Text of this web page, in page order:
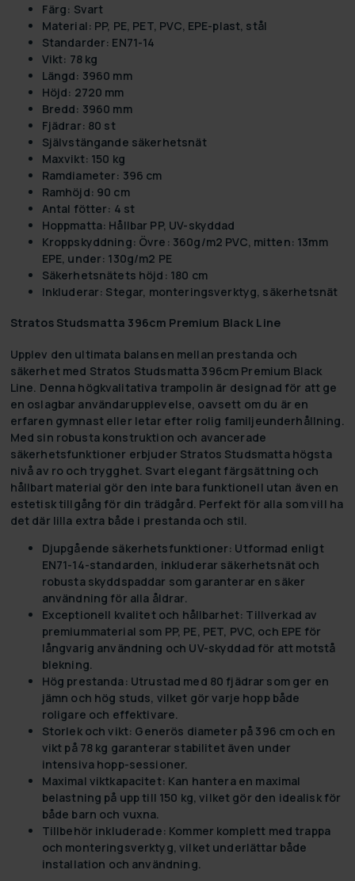
Färg: Svart
Material: PP, PE, PET, PVC, EPE-plast, stål
Standarder: EN71-14
Vikt: 78 kg
Längd: 3960 mm
Höjd: 2720 mm
Bredd: 3960 mm
Fjädrar: 80 st
Självstängande säkerhetsnät
Maxvikt: 150 kg
Ramdiameter: 396 cm
Ramhöjd: 90 cm
Antal fötter: 4 st
Hoppmatta: Hållbar PP, UV-skyddad
Kroppskyddning: Övre: 360g/m2 PVC, mitten: 13mm
EPE, under: 130g/m2 PE
Säkerhetsnätets höjd: 180 cm
Inkluderar: Stegar, monteringsverktyg, säkerhetsnät
Stratos Studsmatta 396cm Premium Black Line
Upplev den ultimata balansen mellan prestanda och
säkerhet med Stratos Studsmatta 396cm Premium Black
Line. Denna högkvalitativa trampolin är designad för att ge
en oslagbar användarupplevelse, oavsett om du är en
erfaren gymnast eller letar efter rolig familjeunderhållning.
Med sin robusta konstruktion och avancerade
säkerhetsfunktioner erbjuder Stratos Studsmatta högsta
nivå av ro och trygghet. Svart elegant färgsättning och
hållbart material gör den inte bara funktionell utan även en
estetisk tillgång för din trädgård. Perfekt för alla som vill ha
det där lilla extra både i prestanda och stil.
Djupgående säkerhetsfunktioner: Utformad enligt
EN71-14-standarden, inkluderar säkerhetsnät och
robusta skyddspaddar som garanterar en säker
användning för alla åldrar.
Exceptionell kvalitet och hållbarhet: Tillverkad av
premiummaterial som PP, PE, PET, PVC, och EPE för
långvarig användning och UV-skyddad för att motstå
blekning.
Hög prestanda: Utrustad med 80 fjädrar som ger en
jämn och hög studs, vilket gör varje hopp både
roligare och effektivare.
Storlek och vikt: Generös diameter på 396 cm och en
vikt på 78 kg garanterar stabilitet även under
intensiva hopp-sessioner.
Maximal viktkapacitet: Kan hantera en maximal
belastning på upp till 150 kg, vilket gör den idealisk för
både barn och vuxna.
Tillbehör inkluderade: Kommer komplett med trappa
och monteringsverktyg, vilket underlättar både
installation och användning.